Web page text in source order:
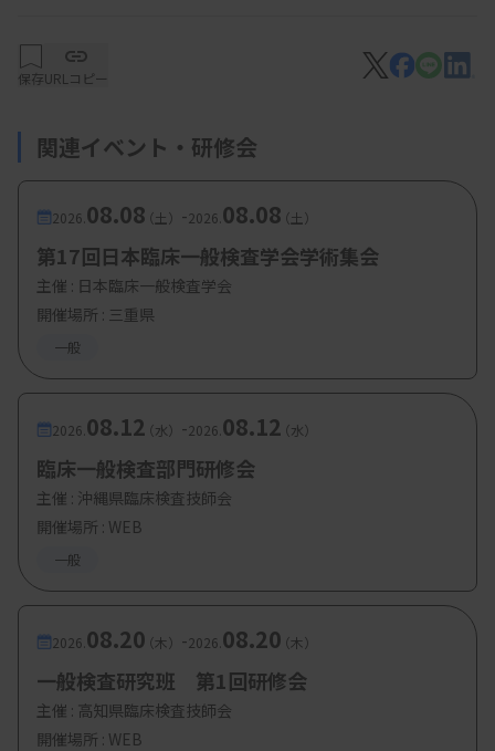
・講演4：症例３
【参加費・定員など】
・参加費：会員・賛助会員 500円、非会員 5000
・定 員：400
保存URLコピー
関連イベント・研修会
2026. 08.08（土） -2026. 08.08（土）
第17回日本臨床一般検査学会学術集会
主催 : 日本臨床一般検査学会
開催場所 : 三重県
一般
2026. 08.12（水） -2026. 08.12（水）
臨床一般検査部門研修会
主催 : 沖縄県臨床検査技師会
開催場所 : WEB
一般
2026. 08.20（木） -2026. 08.20（木）
一般検査研究班 第1回研修会
主催 : 高知県臨床検査技師会
開催場所 : WEB